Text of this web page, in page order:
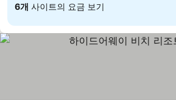
6개 사이트의 요금 보기